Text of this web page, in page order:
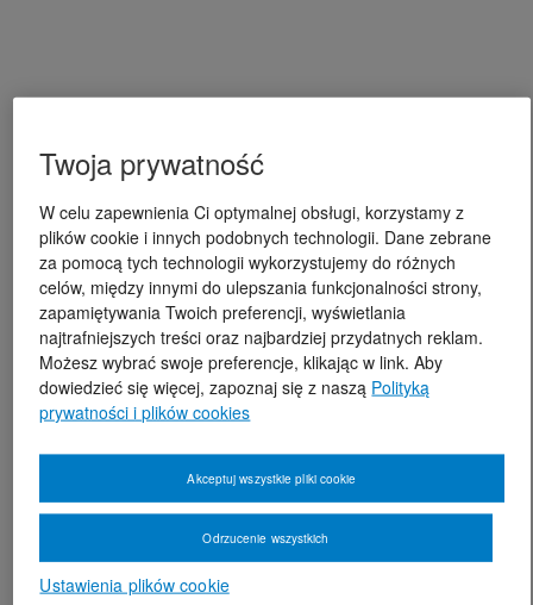
Twoja prywatność
W celu zapewnienia Ci optymalnej obsługi, korzystamy z
plików cookie i innych podobnych technologii. Dane zebrane
za pomocą tych technologii wykorzystujemy do różnych
celów, między innymi do ulepszania funkcjonalności strony,
zapamiętywania Twoich preferencji, wyświetlania
najtrafniejszych treści oraz najbardziej przydatnych reklam.
Możesz wybrać swoje preferencje, klikając w link. Aby
dowiedzieć się więcej, zapoznaj się z naszą Polityką
prywatności i plików cookies
Ustawienia plików cookie
Odrzucenie wszystkich
Akceptuj wszystkie pliki cookie